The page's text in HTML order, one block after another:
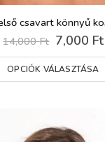
14,000Ft Original
price
was:
14,000
7,000 Ft
OPCIÓK VÁLASZTÁSA